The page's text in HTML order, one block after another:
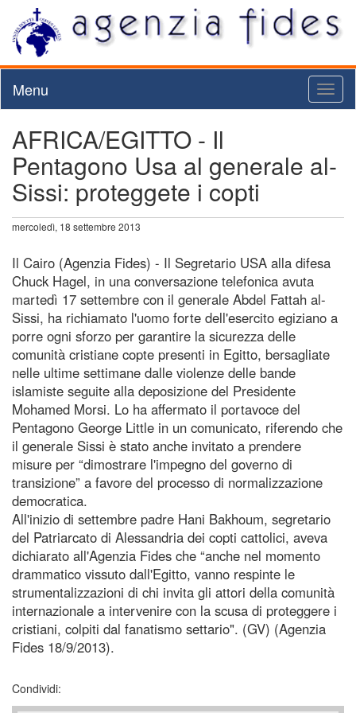
Menu
AFRICA/EGITTO - Il
Pentagono Usa al generale al-
Sissi: proteggete i copti
mercoledì, 18 settembre 2013
Il Cairo (Agenzia Fides) - Il Segretario USA alla difesa
Chuck Hagel, in una conversazione telefonica avuta
martedì 17 settembre con il generale Abdel Fattah al-
Sissi, ha richiamato l'uomo forte dell'esercito egiziano a
porre ogni sforzo per garantire la sicurezza delle
comunità cristiane copte presenti in Egitto, bersagliate
nelle ultime settimane dalle violenze delle bande
islamiste seguite alla deposizione del Presidente
Mohamed Morsi. Lo ha affermato il portavoce del
Pentagono George Little in un comunicato, riferendo che
il generale Sissi è stato anche invitato a prendere
misure per “dimostrare l'impegno del governo di
transizione” a favore del processo di normalizzazione
democratica.
All'inizio di settembre padre Hani Bakhoum, segretario
del Patriarcato di Alessandria dei copti cattolici, aveva
dichiarato all'Agenzia Fides che “anche nel momento
drammatico vissuto dall'Egitto, vanno respinte le
strumentalizzazioni di chi invita gli attori della comunità
internazionale a intervenire con la scusa di proteggere i
cristiani, colpiti dal fanatismo settario". (GV) (Agenzia
Fides 18/9/2013).
Condividi: